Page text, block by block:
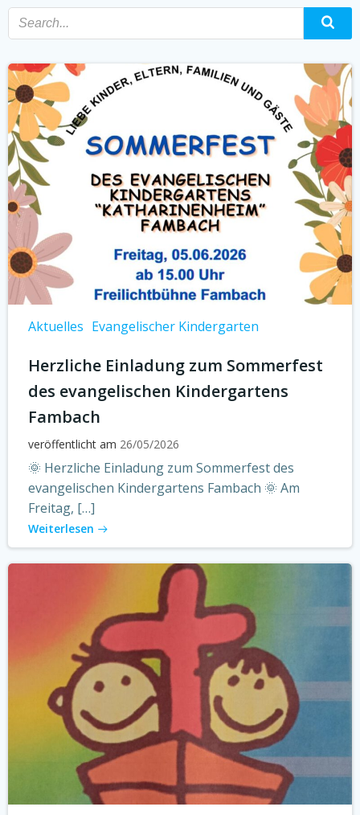
Aktuelles Evangelischer Kindergarten
Herzliche Einladung zum Sommerfest
des evangelischen Kindergartens
Fambach
veröffentlicht am 26/05/2026
🌞 Herzliche Einladung zum Sommerfest des
evangelischen Kindergartens Fambach 🌞 Am
Freitag, […]
Weiterlesen